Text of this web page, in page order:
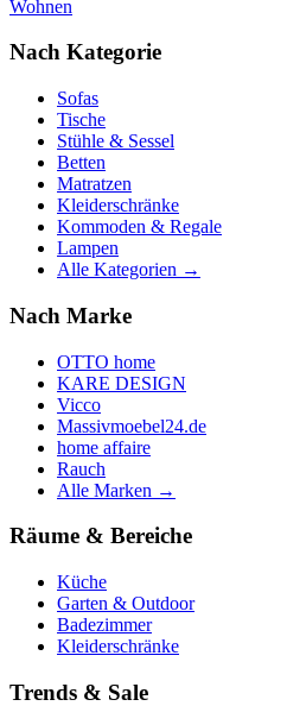
Wohnen
Nach Kategorie
Sofas
Tische
Stühle & Sessel
Betten
Matratzen
Kleiderschränke
Kommoden & Regale
Lampen
Alle Kategorien →
Nach Marke
OTTO home
KARE DESIGN
Vicco
Massivmoebel24.de
home affaire
Rauch
Alle Marken →
Räume & Bereiche
Küche
Garten & Outdoor
Badezimmer
Kleiderschränke
Trends & Sale